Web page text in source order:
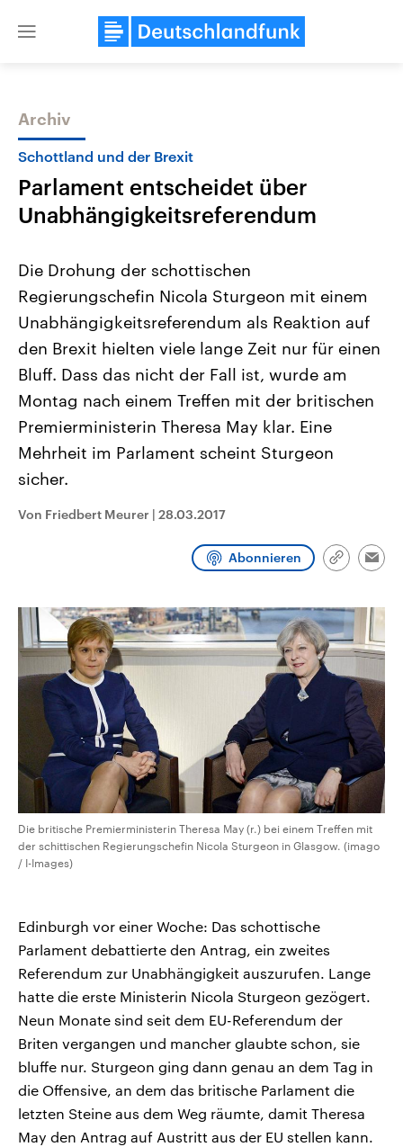
Close
Themen
Landtagswahl Sachsen-Anhalt
2026
Alle Informationen
Sachsen-Anhalt wählt am 6.
September 2026 einen neuen
Landtag. Seit 2021 wird das
Bundesland von einer Koalition aus
CDU, SPD und FDP regiert.-
Umfragen, Prognosen,
Wahlprogramme, aktuelle Berichte
und Hintergründe zu den Parteien
und Kandidaten der anstehenden
Wahl.
USA
Aktuelle Beiträge,
Hintergründe
Wirtschaftlich und
gehören die Vereinigten
den mächtigsten Ländern
mit großem Einfluss auf
Sendungen Programm Podcasts
Archiv
Schottland und der Brexit
Parlament entscheidet über
Unabhängigkeitsreferendum
Die Drohung der schottischen
Regierungschefin Nicola Sturgeon mit einem
Unabhängigkeitsreferendum als Reaktion auf
den Brexit hielten viele lange Zeit nur für einen
Bluff. Dass das nicht der Fall ist, wurde am
Montag nach einem Treffen mit der britischen
Premierministerin Theresa May klar. Eine
Mehrheit im Parlament scheint Sturgeon
sicher.
Von Friedbert Meurer | 28.03.2017
Abonnieren
Link
Die britische Premierministerin Theresa May (r.) bei einem Treffen mit
der schittischen Regierungschefin Nicola Sturgeon in Glasgow. (imago
/ I-Images)
Edinburgh vor einer Woche: Das schottische
Parlament debattierte den Antrag, ein zweites
Referendum zur Unabhängigkeit auszurufen. Lange
hatte die erste Ministerin Nicola Sturgeon gezögert.
Neun Monate sind seit dem EU-Referendum der
Briten vergangen und mancher glaubte schon, sie
bluffe nur. Sturgeon ging dann genau an dem Tag in
die Offensive, an dem das britische Parlament die
letzten Steine aus dem Weg räumte, damit Theresa
May den Antrag auf Austritt aus der EU stellen kann.